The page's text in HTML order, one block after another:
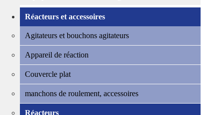
Réacteurs et accessoires
Agitateurs et bouchons agitateurs
Appareil de réaction
Couvercle plat
manchons de roulement, accessoires
Réacteurs